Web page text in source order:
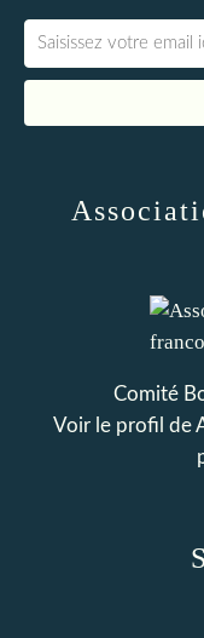
Comité
Voir le profil de